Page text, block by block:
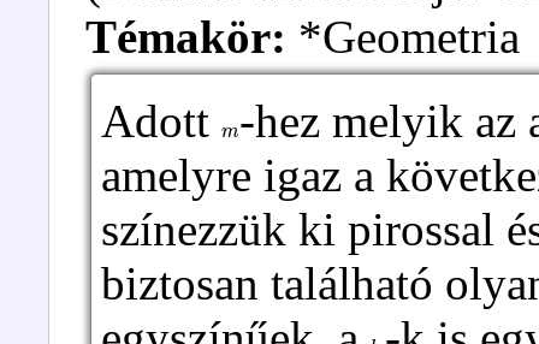
Témakör: *Geometria
Adott
-hez melyik az
amelyre igaz a
színezzük ki pirossal
biztosan található
b j